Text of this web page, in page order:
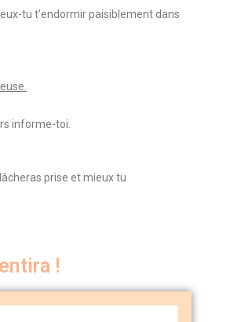
tu t’endormir paisiblement dans
informe-toi.
prise et mieux tu
!